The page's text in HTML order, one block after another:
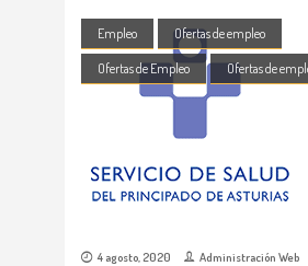
Empleo Ofertas de empleo
Ofertas de Empleo Ofertas de
4 agosto, 2020 Administración Web